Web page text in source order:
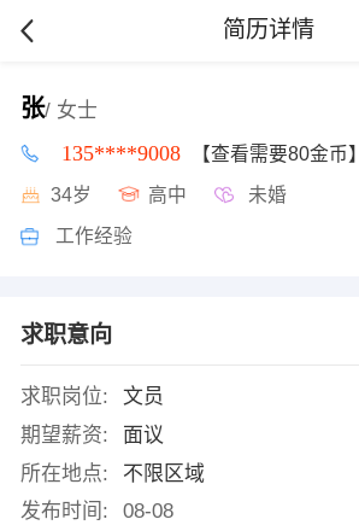
简历详情
张/ 女士
135****9008 【查看需要80金币】
34岁 高中 未婚
工作经验
求职意向
求职岗位:
文员
期望薪资:
面议
所在地点:
不限区域
发布时间:
08-08